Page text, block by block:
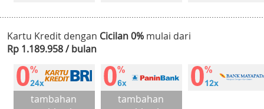
Kartu Kredit dengan Cicilan 0% mulai dari
Rp 1.189.958 / bulan
tambahan
tambahan